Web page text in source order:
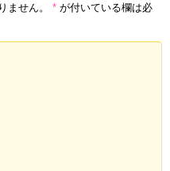
ません。 * が付いている欄は必